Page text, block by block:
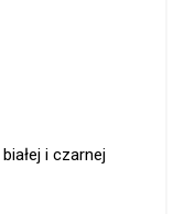
i czarnej